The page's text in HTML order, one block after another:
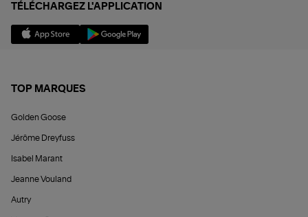
TÉLÉCHARGEZ L'APPLICATION
TOP MARQUES
Golden Goose
Jérôme Dreyfuss
Isabel Marant
Jeanne Vouland
Autry